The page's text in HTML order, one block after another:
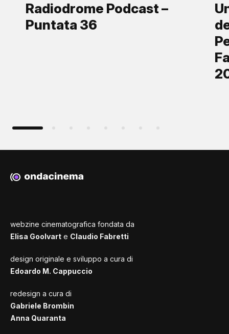
Radiodrome Podcast –
Puntata 36
webzine cinematografica fondata da
Elisa Goolvart e Claudio Fabretti
design originale e sviluppo a cura di
Edoardo M. Cappuccio
redesign a cura di
Gabriele Brombin
Anna Quaranta